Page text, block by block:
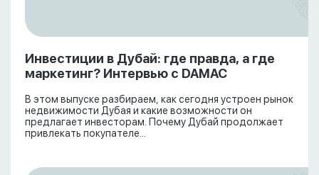
Инвестиции в Дубай: где правда, а где
маркетинг? Интервью с DAMAC
В этом выпуске разбираем, как сегодня устроен рынок
недвижимости Дубая и какие возможности он
предлагает инвесторам. Почему Дубай продолжает
привлекать покупателе...